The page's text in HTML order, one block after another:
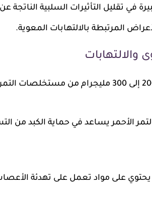
في تقليل التأثيرات السلبية
المرتبطة بالالتهابات المعوية.
والالتهابات
يساعد استهلاك ما بين 200 إلى 300 مليجرام
الأحمر يساعد في حماية الكبد من
يحتوي على مواد تعمل على تهدئة